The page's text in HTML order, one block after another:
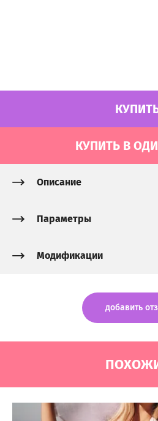
КУПИТЬ В
Описание
Параметры
Модификации
добавить